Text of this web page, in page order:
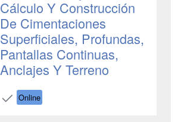
Cálculo Y Construcción
De Cimentaciones
Superficiales, Profundas,
Pantallas Continuas,
Anclajes Y Terreno
Online